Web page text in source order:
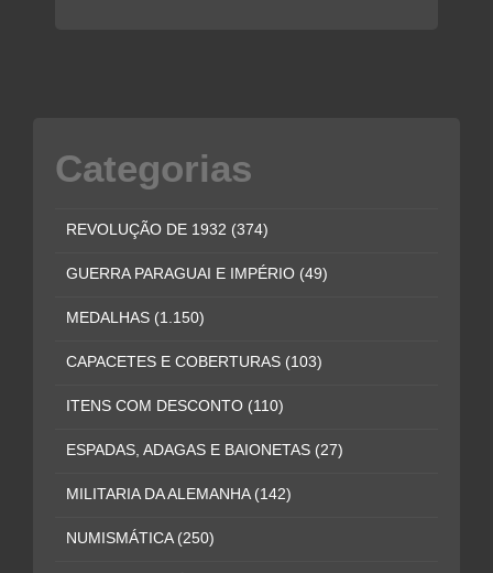
Categorias
REVOLUÇÃO DE 1932 (374)
GUERRA PARAGUAI E IMPÉRIO (49)
MEDALHAS (1.150)
CAPACETES E COBERTURAS (103)
ITENS COM DESCONTO (110)
ESPADAS, ADAGAS E BAIONETAS (27)
MILITARIA DA ALEMANHA (142)
NUMISMÁTICA (250)